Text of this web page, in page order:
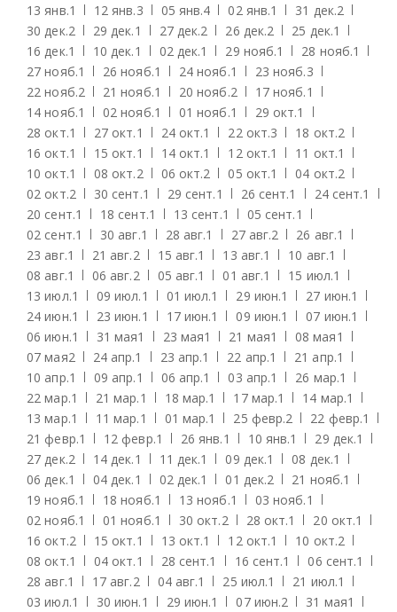
13 янв.1 12 янв.3 05 янв.4 02 янв.1 31 дек.2
30 дек.2 29 дек.1 27 дек.2 26 дек.2 25 дек.1
16 дек.1 10 дек.1 02 дек.1 29 нояб.1 28 нояб.1
27 нояб.1 26 нояб.1 24 нояб.1 23 нояб.3
22 нояб.2 21 нояб.1 20 нояб.2 17 нояб.1
14 нояб.1 02 нояб.1 01 нояб.1 29 окт.1
28 окт.1 27 окт.1 24 окт.1 22 окт.3 18 окт.2
16 окт.1 15 окт.1 14 окт.1 12 окт.1 11 окт.1
10 окт.1 08 окт.2 06 окт.2 05 окт.1 04 окт.2
02 окт.2 30 сент.1 29 сент.1 26 сент.1 24 сент.1
20 сент.1 18 сент.1 13 сент.1 05 сент.1
02 сент.1 30 авг.1 28 авг.1 27 авг.2 26 авг.1
23 авг.1 21 авг.2 15 авг.1 13 авг.1 10 авг.1
08 авг.1 06 авг.2 05 авг.1 01 авг.1 15 июл.1
13 июл.1 09 июл.1 01 июл.1 29 июн.1 27 июн.1
24 июн.1 23 июн.1 17 июн.1 09 июн.1 07 июн.1
06 июн.1 31 мая1 23 мая1 21 мая1 08 мая1
07 мая2 24 апр.1 23 апр.1 22 апр.1 21 апр.1
10 апр.1 09 апр.1 06 апр.1 03 апр.1 26 мар.1
22 мар.1 21 мар.1 18 мар.1 17 мар.1 14 мар.1
13 мар.1 11 мар.1 01 мар.1 25 февр.2 22 февр.1
21 февр.1 12 февр.1 26 янв.1 10 янв.1 29 дек.1
27 дек.2 14 дек.1 11 дек.1 09 дек.1 08 дек.1
06 дек.1 04 дек.1 02 дек.1 01 дек.2 21 нояб.1
19 нояб.1 18 нояб.1 13 нояб.1 03 нояб.1
02 нояб.1 01 нояб.1 30 окт.2 28 окт.1 20 окт.1
16 окт.2 15 окт.1 13 окт.1 12 окт.1 10 окт.2
08 окт.1 04 окт.1 28 сент.1 16 сент.1 06 сент.1
28 авг.1 17 авг.2 04 авг.1 25 июл.1 21 июл.1
03 июл.1 30 июн.1 29 июн.1 07 июн.2 31 мая1